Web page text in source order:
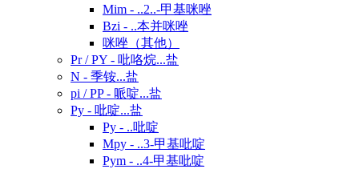
Mim - ..2..-甲基咪唑
Bzi - ..本并咪唑
咪唑（其他）
Pr / PY - 吡咯烷...盐
N - 季铵...盐
pi / PP - 哌啶...盐
Py - 吡啶...盐
Py - ..吡啶
Mpy - ..3-甲基吡啶
Pym - ..4-甲基吡啶